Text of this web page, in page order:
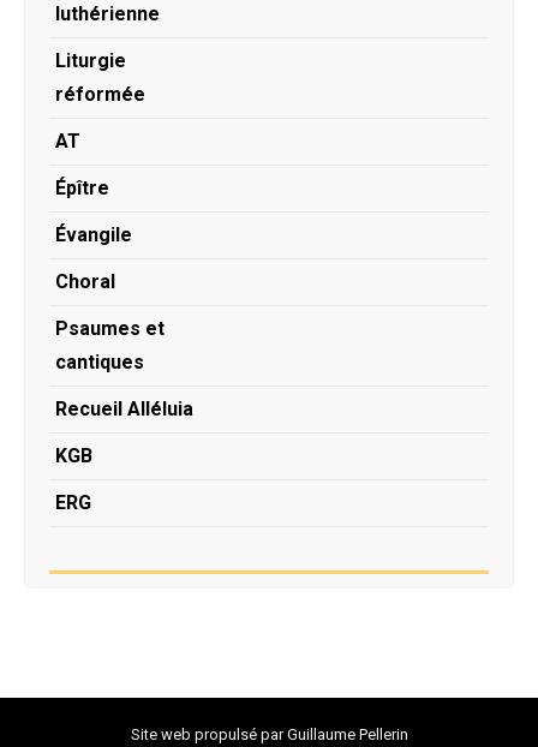
luthérienne
Liturgie
réformée
AT
Épître
Évangile
Choral
Psaumes et
cantiques
Recueil Alléluia
KGB
ERG
Site web propulsé parGuillaume Pellerin